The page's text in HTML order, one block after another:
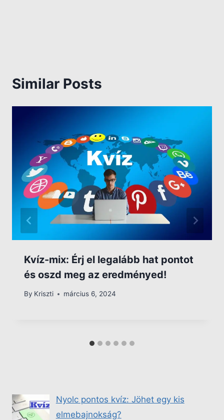
Similar Posts
Kvíz-mix: Érj el legalább hat pontot
és oszd meg az eredményed!
By Kriszti március 6, 2024
Nyolc pontos kvíz: Jöhet egy kis
elmebajnokság?